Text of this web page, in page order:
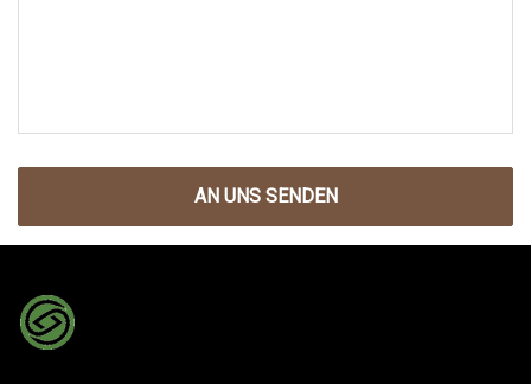
AN UNS SENDEN